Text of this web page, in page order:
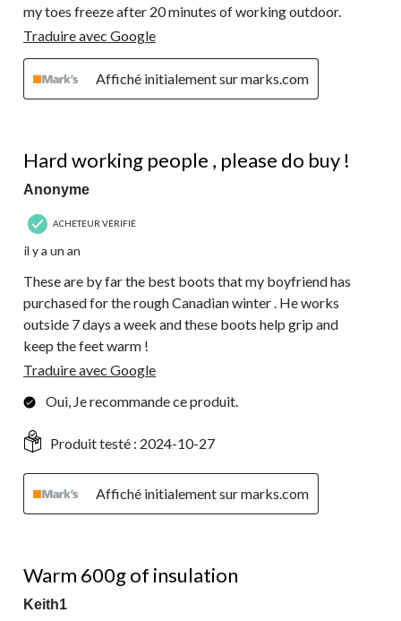
my toes freeze after 20 minutes of working outdoor.
Traduire avec Google
Affiché initialement sur marks.com
Hard working people , please do buy !
Anonyme
ACHETEUR VÉRIFIÉ
il y a un an
These are by far the best boots that my boyfriend has
purchased for the rough Canadian winter . He works
outside 7 days a week and these boots help grip and
keep the feet warm !
Traduire avec Google
Oui, Je recommande ce produit.
Produit testé : 2024-10-27
Affiché initialement sur marks.com
Warm 600g of insulation
Keith1